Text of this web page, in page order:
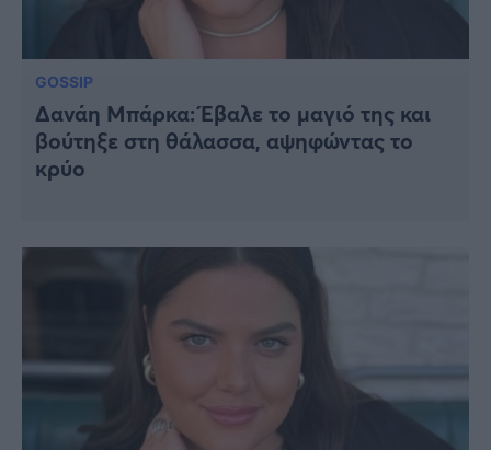
GOSSIP
Δανάη Μπάρκα: Έβαλε το μαγιό της και
βούτηξε στη θάλασσα, αψηφώντας το
κρύο